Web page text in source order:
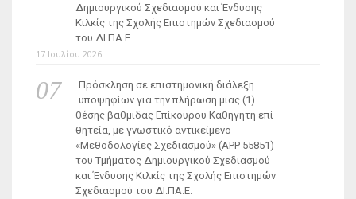
Δημιουργικού Σχεδιασμού και Ένδυσης
Κιλκίς της Σχολής Επιστημών Σχεδιασμού
του ΔΙ.ΠΑ.Ε.
17 Ιουλίου 2026
Πρόσκληση σε επιστημονική διάλεξη
υποψηφίων για την πλήρωση μίας (1)
θέσης βαθμίδας Επίκουρου Καθηγητή επί
θητεία, με γνωστικό αντικείμενο
«Μεθοδολογίες Σχεδιασμού» (ΑΡΡ 55851)
του Τμήματος Δημιουργικού Σχεδιασμού
και Ένδυσης Κιλκίς της Σχολής Επιστημών
Σχεδιασμού του ΔΙ.ΠΑ.Ε.